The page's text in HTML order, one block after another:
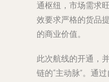
通枢纽，市场需求
效要求严格的货品
的商业价值。
此次航线的开通，
链的“主动脉”。通